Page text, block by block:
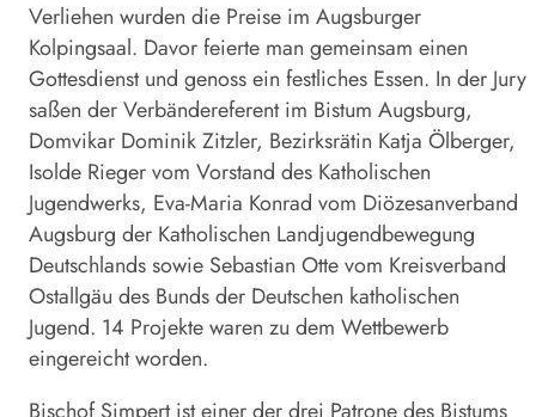
Verliehen wurden die Preise im Augsburger
Kolpingsaal. Davor feierte man gemeinsam einen
Gottesdienst und genoss ein festliches Essen. In der Jury
saßen der Verbändereferent im Bistum Augsburg,
Domvikar Dominik Zitzler, Bezirksrätin Katja Ölberger,
Isolde Rieger vom Vorstand des Katholischen
Jugendwerks, Eva-Maria Konrad vom Diözesanverband
Augsburg der Katholischen Landjugendbewegung
Deutschlands sowie Sebastian Otte vom Kreisverband
Ostallgäu des Bunds der Deutschen katholischen
Jugend. 14 Projekte waren zu dem Wettbewerb
eingereicht worden.